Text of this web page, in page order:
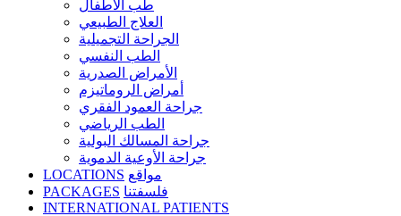
طب الأطفال
العلاج الطبيعي
الجراحة التجميلية
الطب النفسي
الأمراض الصدرية
أمراض الروماتيزم
جراحة العمود الفقري
الطب الرياضي
جراحة المسالك البولية
جراحة الأوعية الدموية
LOCATIONS مواقع
PACKAGES فلسفتنا
INTERNATIONAL PATIENTS